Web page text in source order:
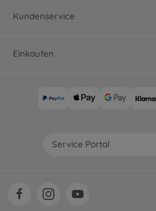
Kundenservice
Einkaufen
Service Portal